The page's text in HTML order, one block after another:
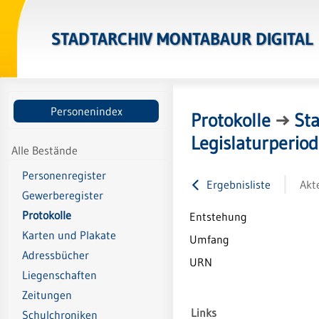
STADTARCHIV MONTABAUR DIGITAL
Personenindex
Alle Bestände
Personenregister
Gewerberegister
Protokolle
Karten und Plakate
Adressbücher
Liegenschaften
Zeitungen
Schulchroniken
Protokolle →
Ergebnisliste
Entstehung
Umfang
URN
Links